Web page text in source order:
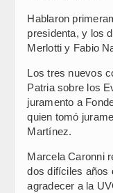
Hablaron
presidenta, y los
Merlotti y Fabio
Los tres nuevos
Patria sobre los
juramento a
quien tomó
Martínez.
Marcela Caronni
dos difíciles años
agradecer a la